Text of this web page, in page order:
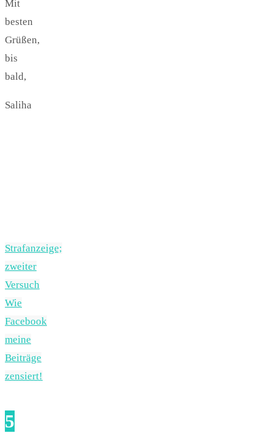
Mit
besten
Grüßen,
bis
bald,
Saliha
Strafanzeige;
zweiter
Versuch
Wie
Facebook
meine
Beiträge
zensiert!
5